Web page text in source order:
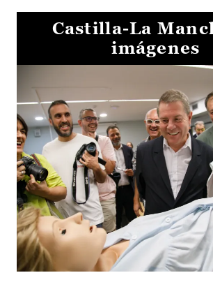
Castilla-La
imágenes